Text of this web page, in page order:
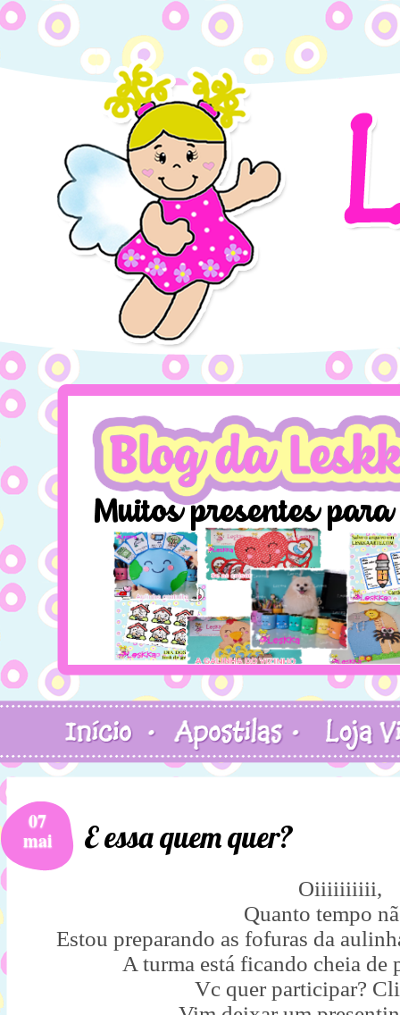
07
mai E essa quem quer?
Oiiiiiiiiii,
Quanto tempo
Estou preparando as fofuras da
A turma está ficando cheia de
Vc quer participar?